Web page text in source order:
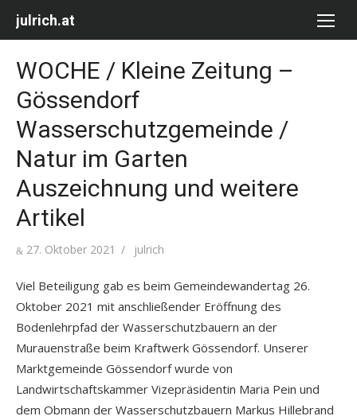
julrich.at
WOCHE / Kleine Zeitung –
Gössendorf
Wasserschutzgemeinde /
Natur im Garten
Auszeichnung und weitere
Artikel
Posted
27. Oktober 2021 Author
julrich
Viel Beteiligung gab es beim Gemeindewandertag 26.
Oktober 2021 mit anschließender Eröffnung des
Bodenlehrpfad der Wasserschutzbauern an der
Murauenstraße beim Kraftwerk Gössendorf. Unserer
Marktgemeinde Gössendorf wurde von
Landwirtschaftskammer Vizepräsidentin Maria Pein und
dem Obmann der Wasserschutzbauern Markus Hillebrand